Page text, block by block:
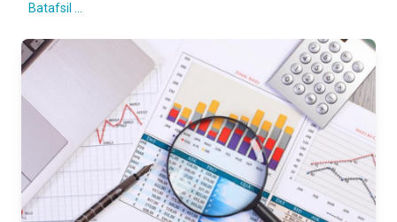
Batafsil ...